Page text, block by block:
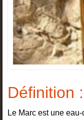
Définition :
Le Marc est une